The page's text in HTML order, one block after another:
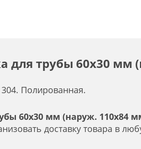
трубы 60х30 мм
Полированная.
60х30 мм (наруж. 110х84
доставку товара в